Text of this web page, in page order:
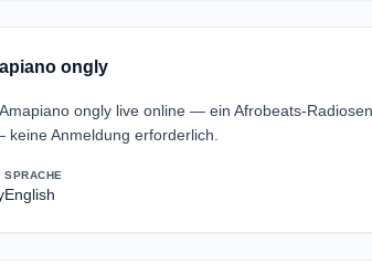
ongly
ongly live online — ein Afrobeats-
Anmeldung erforderlich.
SPRACHE
English